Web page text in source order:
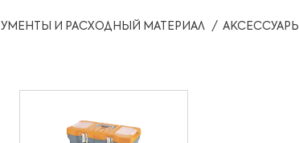
И РАСХОДНЫЙ МАТЕРИАЛ АКСЕССУАРЫ